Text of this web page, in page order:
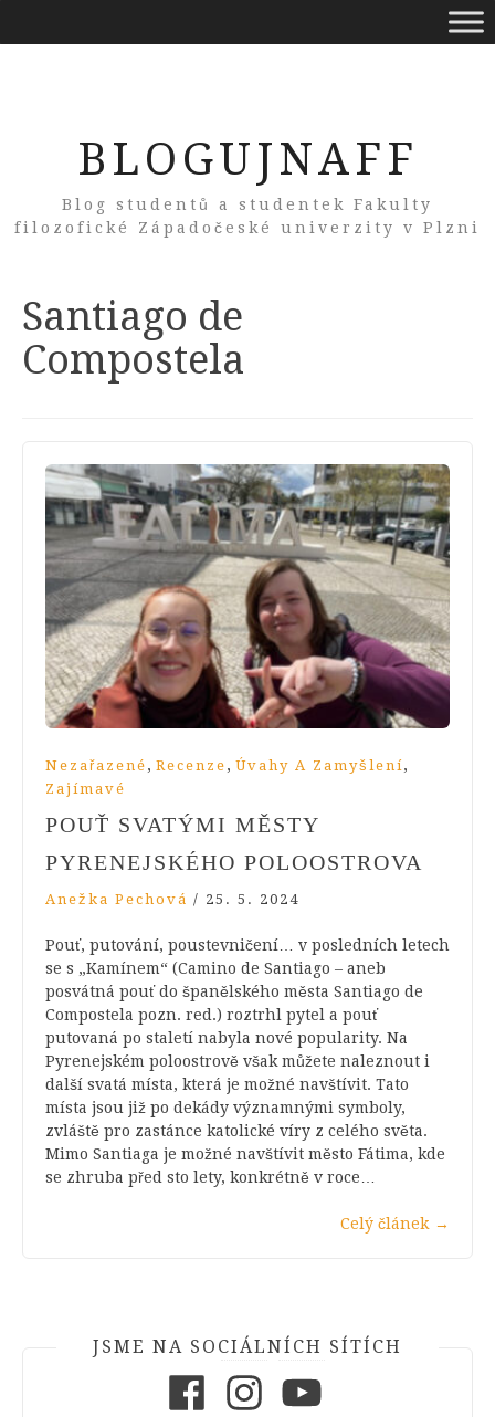
BLOGUJNAFF
Blog studentů a studentek Fakulty
filozofické Západočeské univerzity v Plzni
Tag:
Santiago de
Compostela
Nezařazené , Recenze , Úvahy A Zamyšlení,
Zajímavé
POUŤ SVATÝMI MĚSTY
PYRENEJSKÉHO POLOOSTROVA
Anežka Pechová / 25. 5. 2024
Pouť, putování, poustevničení… v posledních letech
se s „Kamínem“ (Camino de Santiago – aneb
posvátná pouť do španělského města Santiago de
Compostela pozn. red.) roztrhl pytel a pouť
putovaná po staletí nabyla nové popularity. Na
Pyrenejském poloostrově však můžete naleznout i
další svatá místa, která je možné navštívit. Tato
místa jsou již po dekády významnými symboly,
zvláště pro zastánce katolické víry z celého světa.
Mimo Santiaga je možné navštívit město Fátima, kde
se zhruba před sto lety, konkrétně v roce…
Celý článek →
JSME NA SOCIÁLNÍCH SÍTÍCH